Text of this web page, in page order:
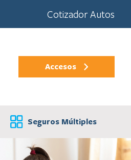
Cotizador Autos
Accesos
Seguros Múltiples